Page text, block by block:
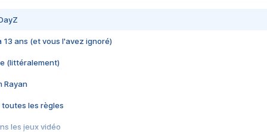
13 ans (et vous l'avez ignoré)
(littéralement)
Rayan
toutes les règles
les jeux vidéo